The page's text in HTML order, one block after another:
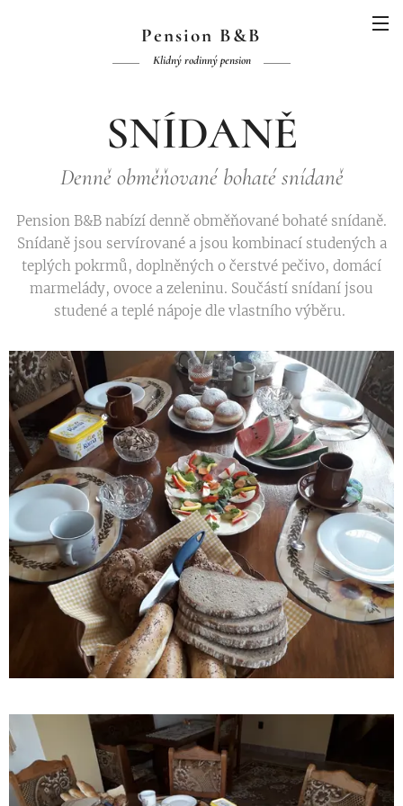
Pension B&B
Klidný rodinný pension
SNÍDANĚ
Denně obměňované bohaté snídaně
Pension B&B nabízí denně obměňované bohaté snídaně.
Snídaně jsou servírované a jsou kombinací studených a
teplých pokrmů, doplněných o čerstvé pečivo, domácí
marmelády, ovoce a zeleninu. Součástí snídaní jsou
studené a teplé nápoje dle vlastního výběru.